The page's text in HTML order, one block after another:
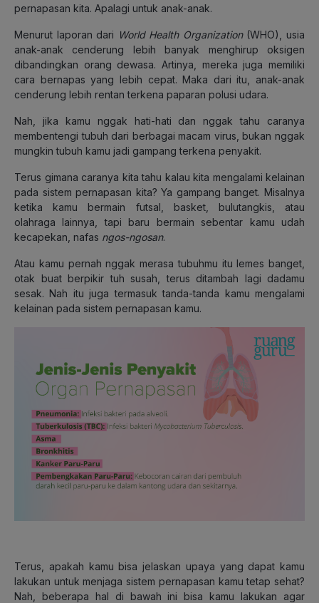
pernapasan kita. Apalagi untuk anak-anak.
Menurut laporan dari World Health Organization(WHO), usia
anak-anak cenderung lebih banyak menghirup oksigen
dibandingkan orang dewasa. Artinya, mereka juga memiliki
cara bernapas yang lebih cepat. Maka dari itu, anak-anak
cenderung lebih rentan terkena paparan polusi udara.
Nah, jika kamu nggak hati-hati dan nggak tahu caranya
membentengi tubuh dari berbagai macam virus, bukan nggak
mungkin tubuh kamu jadi gampang terkena penyakit.
Terus gimana caranya kita tahu kalau kita mengalami kelainan
pada sistem pernapasan kita? Ya gampang banget. Misalnya
ketika kamu bermain futsal, basket, bulutangkis, atau
olahraga lainnya, tapi baru bermain sebentar kamu udah
kecapekan, nafas ngos-ngosan.
Atau kamu pernah nggak merasa tubuhmu itu lemes banget,
otak buat berpikir tuh susah, terus ditambah lagi dadamu
sesak. Nah itu juga termasuk tanda-tanda kamu mengalami
kelainan pada sistem pernapasan kamu.
Terus, apakah kamu bisa jelaskan upaya yang dapat kamu
lakukan untuk menjaga sistem pernapasan kamu tetap sehat?
Nah, beberapa hal di bawah ini bisa kamu lakukan agar